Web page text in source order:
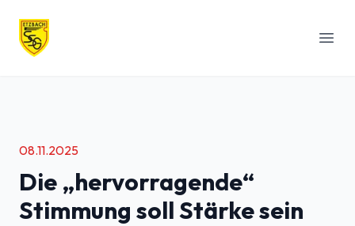
SSG Etzbach
08.11.2025
Die „hervorragende“
Stimmung soll Stärke sein